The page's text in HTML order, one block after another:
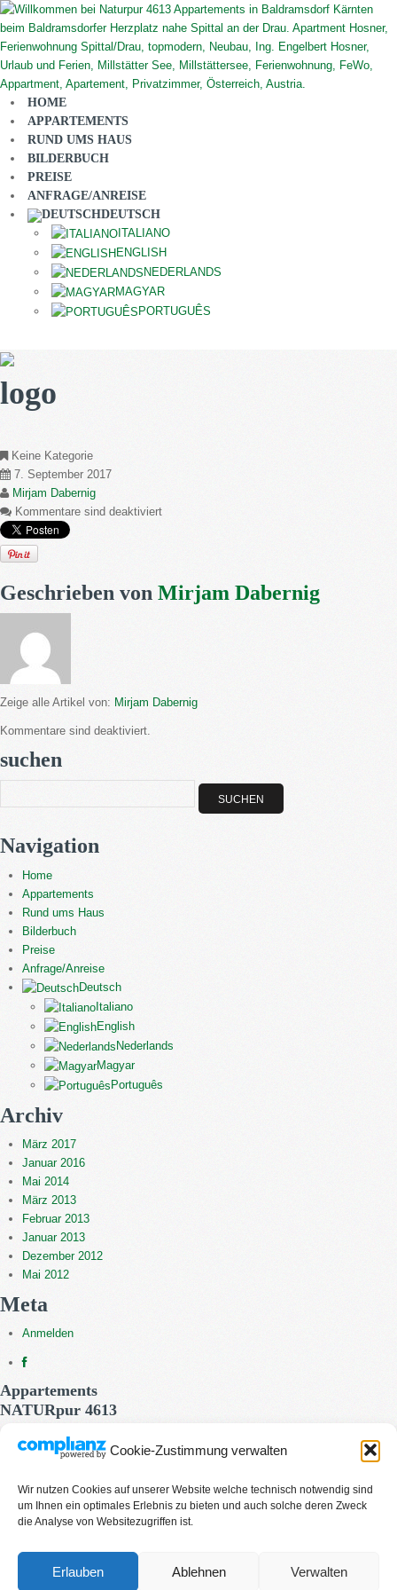
Cookie-Zustimmung verwalten
Wir nutzen Cookies auf unserer Website welche technisch notwendig sind
um Ihnen ein optimales Erlebnis zu bieten und auch solche deren Zweck
die Analyse von Websitezugriffen ist.
Erlauben Ablehnen Verwalten
HOME
APPARTEMENTS
RUND UMS HAUS
BILDERBUCH
PREISE
ANFRAGE/ANREISE
DEUTSCH
ITALIANO
ENGLISH
NEDERLANDS
MAGYAR
PORTUGUÊS
logo
Keine Kategorie
7. September 2017
Mirjam Dabernig
Kommentare sind deaktiviert
Geschrieben von Mirjam Dabernig
Zeige alle Artikel von: Mirjam Dabernig
Kommentare sind deaktiviert.
suchen
Navigation
Home
Appartements
Rund ums Haus
Bilderbuch
Preise
Anfrage/Anreise
Deutsch
Italiano
English
Nederlands
Magyar
Português
Archiv
März 2017
Januar 2016
Mai 2014
März 2013
Februar 2013
Januar 2013
Dezember 2012
Mai 2012
Meta
Anmelden
Appartements
NATURpur 4613
9805 Baldramsdorf, Baldramsdorf 216,
"Baldramsdorfer Herzplatz"
AUSTRIA
Tel.: +43 676 444 74 47
E-Mail:info@naturpur-4613.at
Impressum Datenschutzhinweise